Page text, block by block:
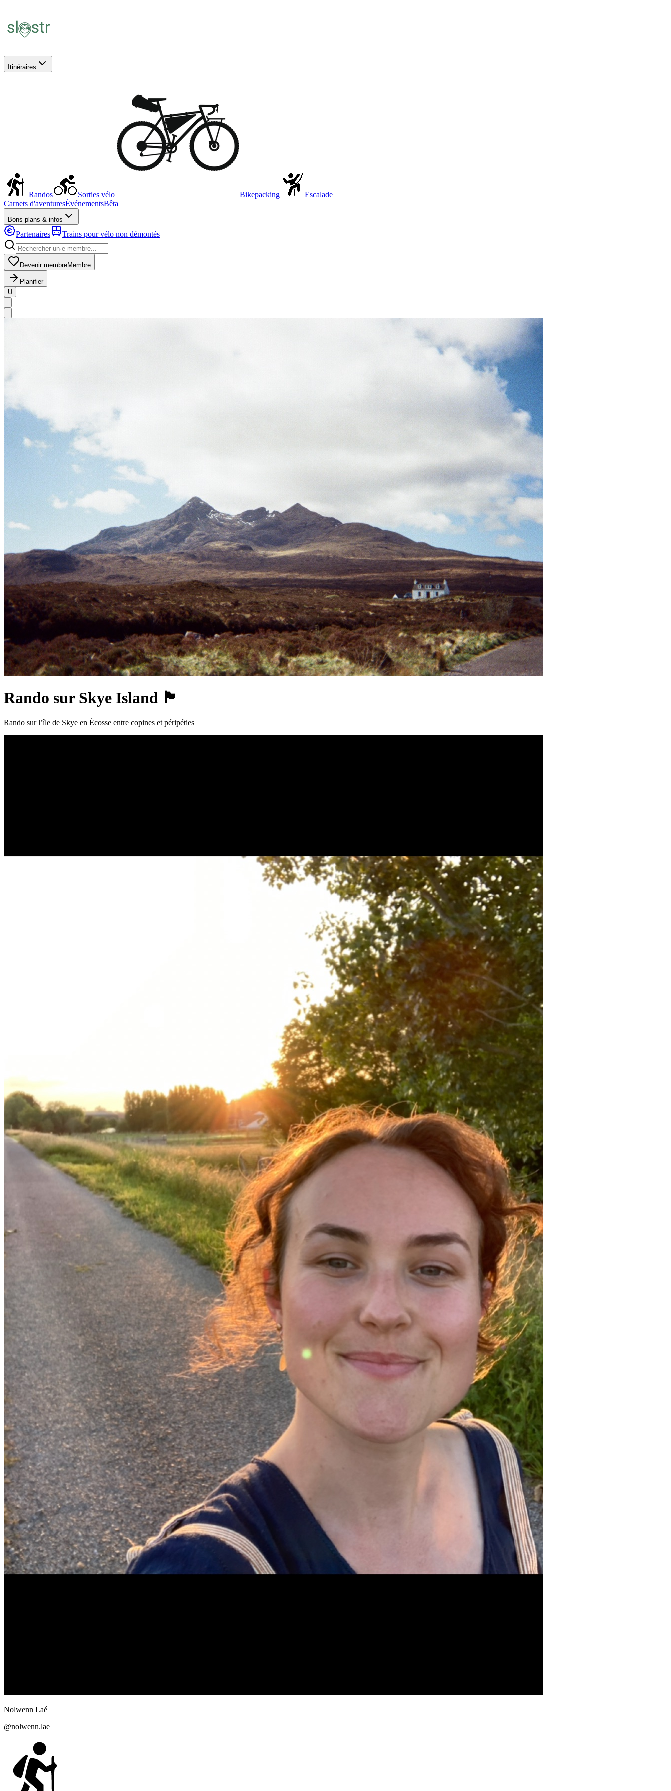
Itinéraires
Randos Sorties vélo Bikepacking
Escalade
Carnets d'aventuresÉvénementsBêta
Bons plans & infos
Partenaires Trains pour vélo non démontés
Devenir membreMembre
Planifier
U
Rando sur Skye Island 🏴󠁧󠁢󠁳󠁣󠁴󠁿
Rando sur l’île de Skye en Écosse entre copines et péripéties
Nolwenn Laé
@nolwenn.lae